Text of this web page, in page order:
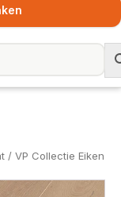
/ VP Collectie Eiken